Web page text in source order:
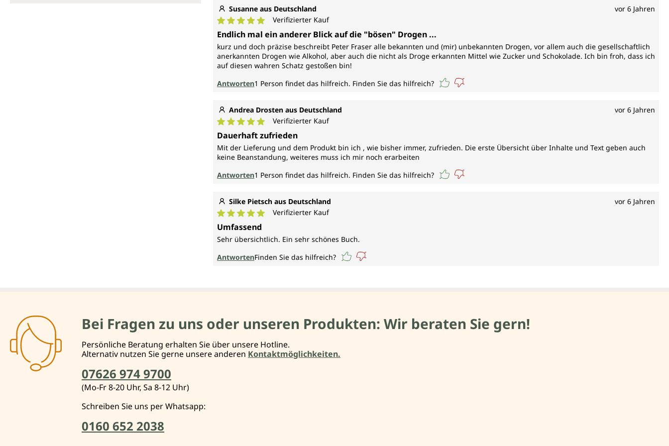
Susanne aus Deutschland vor 6 Jahren
Durchschnittliche Bewertung von 5 von 5 Sternen
Verifizierter Kauf
Endlich mal ein anderer Blick auf die "bösen" Drogen ...
kurz und doch präzise beschreibt Peter Fraser alle bekannten und (mir) unbekannten Drogen, vor allem auch die gesellschaftlich
anerkannten Drogen wie Alkohol, aber auch die nicht als Droge erkannten Mittel wie Zucker und Schokolade. Ich bin froh, dass ich
auf diesen wahren Schatz gestoßen bin!
Antworten1 Person findet das hilfreich. Finden Sie das hilfreich?
Andrea Drosten aus Deutschland vor 6 Jahren
Durchschnittliche Bewertung von 5 von 5 Sternen
Verifizierter Kauf
Dauerhaft zufrieden
Mit der Lieferung und dem Produkt bin ich , wie bisher immer, zufrieden. Die erste Übersicht über Inhalte und Text geben auch
keine Beanstandung, weiteres muss ich mir noch erarbeiten
Antworten1 Person findet das hilfreich. Finden Sie das hilfreich?
Silke Pietsch aus Deutschland vor 6 Jahren
Durchschnittliche Bewertung von 5 von 5 Sternen
Verifizierter Kauf
Umfassend
Sehr übersichtlich. Ein sehr schönes Buch.
AntwortenFinden Sie das hilfreich?
Bei Fragen zu uns oder unseren Produkten: Wir beraten Sie gern!
Persönliche Beratung erhalten Sie über unsere Hotline.
Alternativ nutzen Sie gerne unsere anderen Kontaktmöglichkeiten.
07626 974 9700
(Mo-Fr 8-20 Uhr, Sa 8-12 Uhr)
Schreiben Sie uns per Whatsapp:
0160 652 2038